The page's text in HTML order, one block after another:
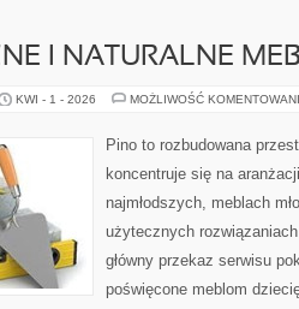
I NATURALNE
KWI - 1 - 2026 MOŻLIWOŚĆ
Pino to rozbudowana
koncentruje się na
najmłodszych, meblach
użytecznych
główny przekaz serwisu
poświęcone meblom